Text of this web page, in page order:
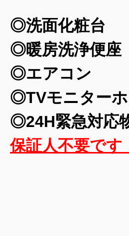
◎洗面化粧台
◎暖房洗浄便座
◎エアコン
◎TVモニター
◎24H緊急対応
保証人不要です